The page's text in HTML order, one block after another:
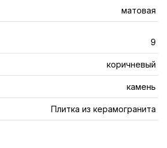
матовая
9
коричневый
камень
Плитка из керамогранита